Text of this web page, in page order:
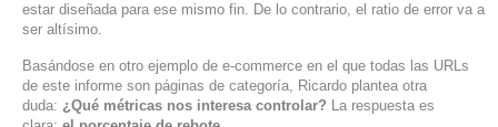
estar diseñada para ese mismo fin. De lo contrario, el ratio de error va a
ser altísimo.
Basándose en otro ejemplo de e-commerce en el que todas las URLs
de este informe son páginas de categoría, Ricardo plantea otra
duda: ¿Qué métricas nos interesa controlar? La respuesta es